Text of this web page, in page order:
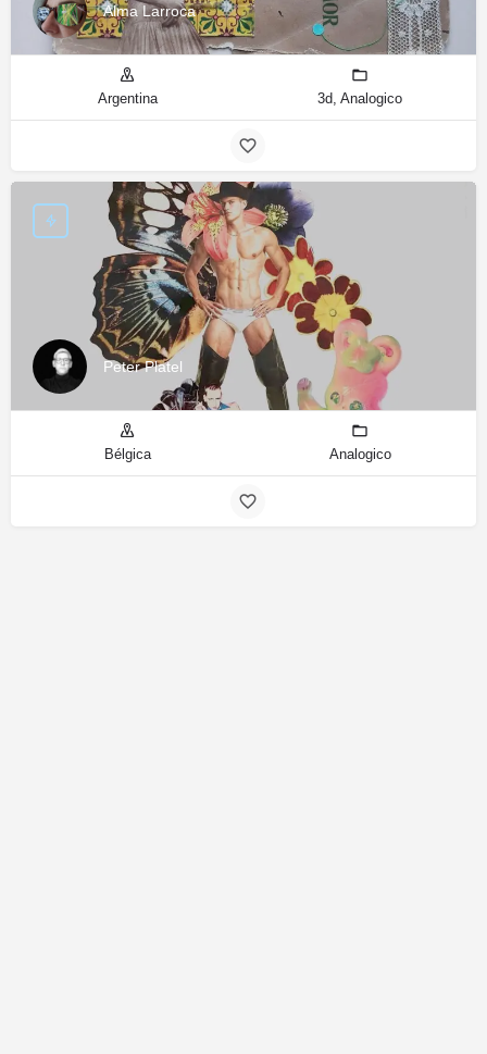
Alma Larroca
Argentina 3d, Analogico
Peter Platel
Bélgica Analogico